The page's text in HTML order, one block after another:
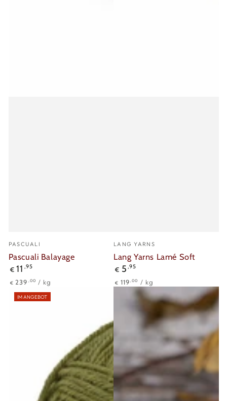
Verkäufer/in:
PASCUALI
Pascuali Balayage
Regulärer
Preis
€ 11 ,95
Stückpreis
€ 239 ,00 / pro
kg
Verkäufer/in:
LANG YARNS
Lang Yarns Lamé Soft
Regulärer
Preis
€ 5 ,95
Stückpreis
€ 119 ,00 / pro
kg
IM ANGEBOT